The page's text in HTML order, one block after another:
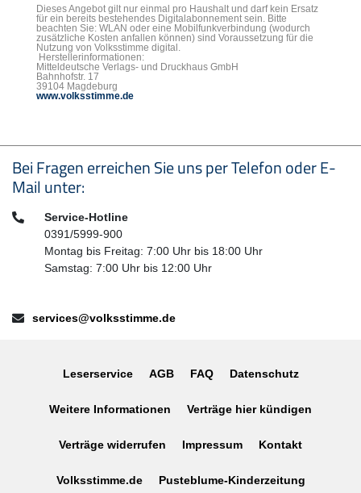
Dieses Angebot gilt nur einmal pro Haushalt und darf kein Ersatz
für ein bereits bestehendes Digitalabonnement sein. Bitte
beachten Sie: WLAN oder eine Mobilfunkverbindung (wodurch
zusätzliche Kosten anfallen können) sind Voraussetzung für die
Nutzung von Volksstimme digital.
Herstellerinformationen:
Mitteldeutsche Verlags- und Druckhaus GmbH
Bahnhofstr. 17
39104 Magdeburg
www.volksstimme.de
Seitenfußbereich
Bei Fragen erreichen Sie uns per Telefon oder E-
Mail unter:
Telefon:Service-Hotline
0391/5999-900
Montag bis Freitag: 7:00 Uhr bis 18:00 Uhr
Samstag: 7:00 Uhr bis 12:00 Uhr
E-Mail:services@volksstimme.de
Leserservice AGB FAQ Datenschutz
Weitere Informationen Verträge hier kündigen
Verträge widerrufen Impressum Kontakt
Volksstimme.de Pusteblume-Kinderzeitung